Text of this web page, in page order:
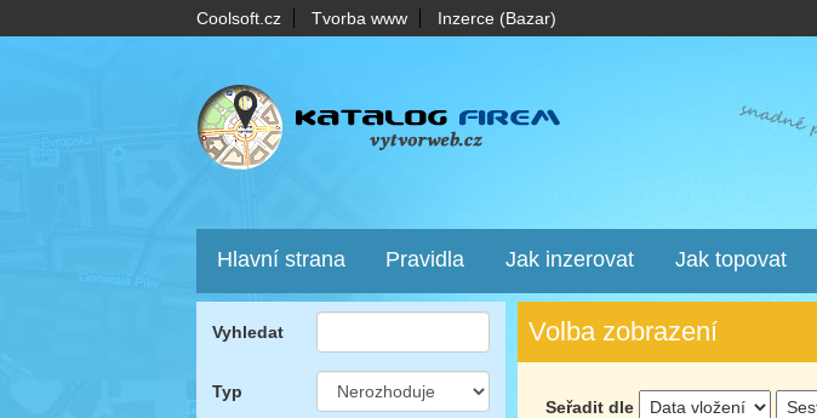
Coolsoft.cz Tvorba www Inzerce (Bazar)
Hlavní strana Pravidla Jak inzerovat Jak topovat
Vyhledat
Typ
Volba zobrazení
Seřadit dle